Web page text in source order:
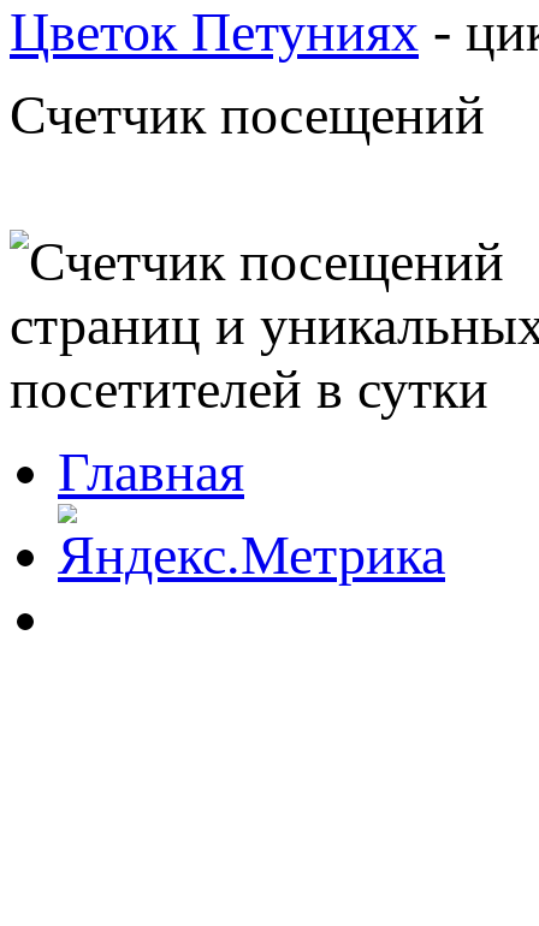
Цветок Петуниях -
Счетчик посещений
Главная